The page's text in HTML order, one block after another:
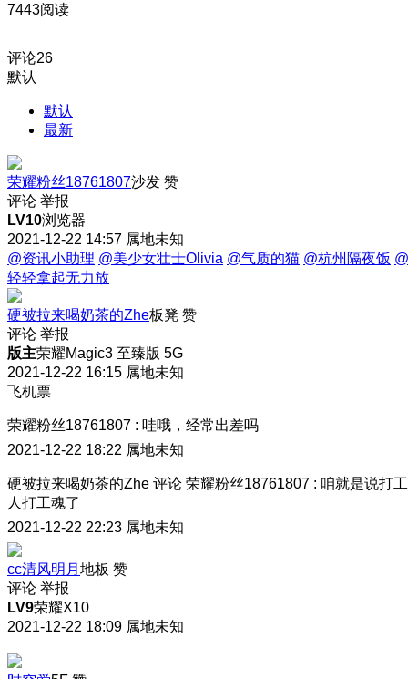
7443阅读
评论26
默认
默认
最新
荣耀粉丝18761807沙发 赞
评论 举报
LV10浏览器
2021-12-22 14:57 属地未知
@资讯小助理 @美少女壮士Olivia @气质的猫 @杭州隔夜饭 @
轻轻拿起无力放
硬被拉来喝奶茶的Zhe板凳 赞
评论 举报
版主荣耀Magic3 至臻版 5G
2021-12-22 16:15 属地未知
飞机票
荣耀粉丝18761807 : 哇哦，经常出差吗
2021-12-22 18:22 属地未知
硬被拉来喝奶茶的Zhe 评论 荣耀粉丝18761807 : 咱就是说打工
人打工魂了
2021-12-22 22:23 属地未知
cc清风明月 地板 赞
评论 举报
LV9荣耀X10
2021-12-22 18:09 属地未知